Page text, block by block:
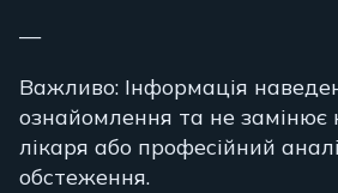
—
Важливо: Інформація
ознайомлення та не замінює
лікаря або професійний
обстеження.